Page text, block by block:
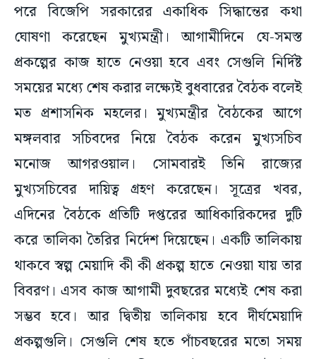
পরে বিজেপি সরকারের একাধিক সিদ্ধান্তের কথা
ঘোষণা করেছেন মুখ্যমন্ত্রী। আগামীদিনে যে-সমস্ত
প্রকল্পের কাজ হাতে নেওয়া হবে এবং সেগুলি নির্দিষ্ট
সময়ের মধ্যে শেষ করার লক্ষ্যেই বুধবারের বৈঠক বলেই
মত প্রশাসনিক মহলের। মুখ্যমন্ত্রীর বৈঠকের আগে
মঙ্গলবার সচিবদের নিয়ে বৈঠক করেন মুখ্যসচিব
মনোজ আগরওয়াল। সোমবারই তিনি রাজ্যের
মুখ্যসচিবের দায়িত্ব গ্রহণ করেছেন। সূত্রের খবর,
এদিনের বৈঠকে প্রতিটি দপ্তরের আধিকারিকদের দুটি
করে তালিকা তৈরির নির্দেশ দিয়েছেন। একটি তালিকায়
থাকবে স্বল্প মেয়াদি কী কী প্রকল্প হাতে নেওয়া যায় তার
বিবরণ। এসব কাজ আগামী দুবছরের মধ্যেই শেষ করা
সম্ভব হবে। আর দ্বিতীয় তালিকায় হবে দীর্ঘমেয়াদি
প্রকল্পগুলি। সেগুলি শেষ হতে পাঁচবছরের মতো সময়